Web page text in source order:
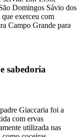
Domingos Sávio dos
exerceu com
Campo Grande para
sabedoria
Giaccaria foi a
com ervas
utilizada nas